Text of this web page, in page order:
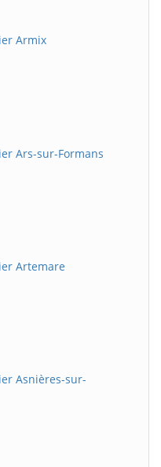
Armix
Ars-sur-Formans
Artemare
Asnières-sur-